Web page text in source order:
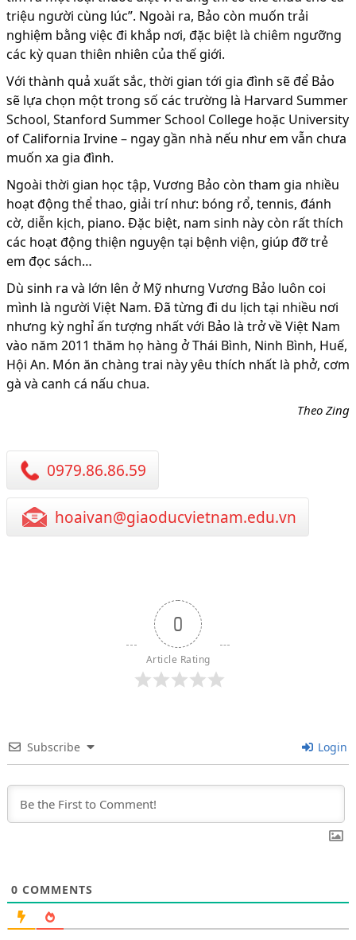
triệu người cùng lúc”. Ngoài ra, Bảo còn muốn trải
nghiệm bằng việc đi khắp nơi, đặc biệt là chiêm ngưỡng
các kỳ quan thiên nhiên của thế giới.
Với thành quả xuất sắc, thời gian tới gia đình sẽ để Bảo
sẽ lựa chọn một trong số các trường là Harvard Summer
School, Stanford Summer School College hoặc University
of California Irvine – ngay gần nhà nếu như em vẫn chưa
muốn xa gia đình.
Ngoài thời gian học tập, Vương Bảo còn tham gia nhiều
hoạt động thể thao, giải trí như: bóng rổ, tennis, đánh
cờ, diễn kịch, piano. Đặc biệt, nam sinh này còn rất thích
các hoạt động thiện nguyện tại bệnh viện, giúp đỡ trẻ
em đọc sách…
Dù sinh ra và lớn lên ở Mỹ nhưng Vương Bảo luôn coi
mình là người Việt Nam. Đã từng đi du lịch tại nhiều nơi
nhưng kỳ nghỉ ấn tượng nhất với Bảo là trở về Việt Nam
vào năm 2011 thăm họ hàng ở Thái Bình, Ninh Bình, Huế,
Hội An. Món ăn chàng trai này yêu thích nhất là phở, cơm
gà và canh cá nấu chua.
Theo Zing
0979.86.86.59
hoaivan@giaoducvietnam.edu.vn
0
Article Rating
Subscribe Login
0 COMMENTS